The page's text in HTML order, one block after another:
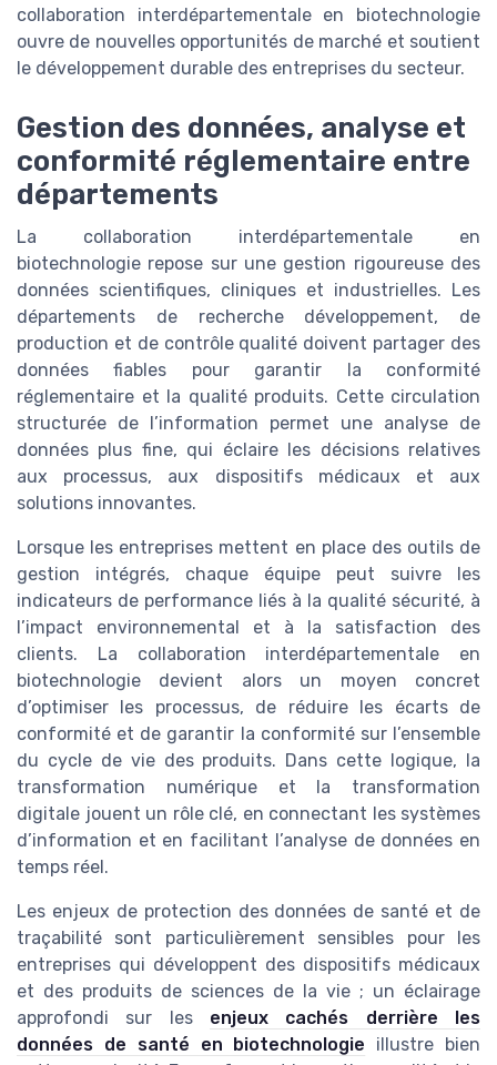
collaboration interdépartementale en biotechnologie
ouvre de nouvelles opportunités de marché et soutient
le développement durable des entreprises du secteur.
Gestion des données, analyse et
conformité réglementaire entre
départements
La collaboration interdépartementale en
biotechnologie repose sur une gestion rigoureuse des
données scientifiques, cliniques et industrielles. Les
départements de recherche développement, de
production et de contrôle qualité doivent partager des
données fiables pour garantir la conformité
réglementaire et la qualité produits. Cette circulation
structurée de l’information permet une analyse de
données plus fine, qui éclaire les décisions relatives
aux processus, aux dispositifs médicaux et aux
solutions innovantes.
Lorsque les entreprises mettent en place des outils de
gestion intégrés, chaque équipe peut suivre les
indicateurs de performance liés à la qualité sécurité, à
l’impact environnemental et à la satisfaction des
clients. La collaboration interdépartementale en
biotechnologie devient alors un moyen concret
d’optimiser les processus, de réduire les écarts de
conformité et de garantir la conformité sur l’ensemble
du cycle de vie des produits. Dans cette logique, la
transformation numérique et la transformation
digitale jouent un rôle clé, en connectant les systèmes
d’information et en facilitant l’analyse de données en
temps réel.
Les enjeux de protection des données de santé et de
traçabilité sont particulièrement sensibles pour les
entreprises qui développent des dispositifs médicaux
et des produits de sciences de la vie ; un éclairage
approfondi sur les enjeux cachés derrière les
données de santé en biotechnologie illustre bien